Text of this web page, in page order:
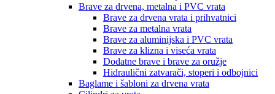
Brave za drvena, metalna i PVC vrata
Brave za drvena vrata i prihvatnici
Brave za metalna vrata
Brave za aluminijska i PVC vrata
Brave za klizna i viseća vrata
Dodatne brave i brave za oružje
Hidraulični zatvarači, stoperi i odbojnici
Baglame i šabloni za drvena vrata